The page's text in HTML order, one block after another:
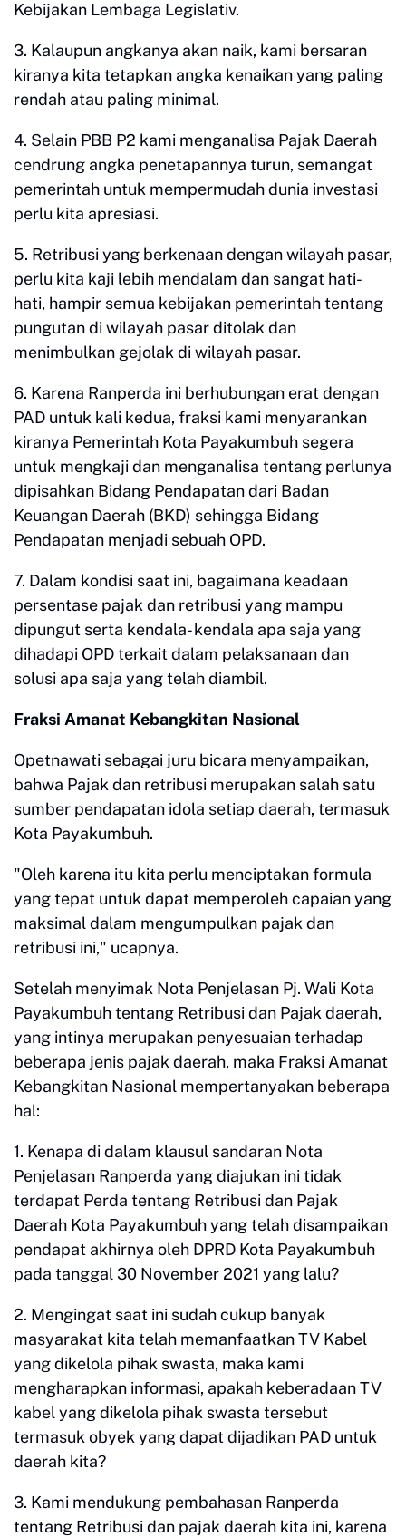
Kebijakan Lembaga Legislativ.
3. Kalaupun angkanya akan naik, kami bersaran
kiranya kita tetapkan angka kenaikan yang paling
rendah atau paling minimal.
4. Selain PBB P2 kami menganalisa Pajak Daerah
cendrung angka penetapannya turun, semangat
pemerintah untuk mempermudah dunia investasi
perlu kita apresiasi.
5. Retribusi yang berkenaan dengan wilayah pasar,
perlu kita kaji lebih mendalam dan sangat hati-
hati, hampir semua kebijakan pemerintah tentang
pungutan di wilayah pasar ditolak dan
menimbulkan gejolak di wilayah pasar.
6. Karena Ranperda ini berhubungan erat dengan
PAD untuk kali kedua, fraksi kami menyarankan
kiranya Pemerintah Kota Payakumbuh segera
untuk mengkaji dan menganalisa tentang perlunya
dipisahkan Bidang Pendapatan dari Badan
Keuangan Daerah (BKD) sehingga Bidang
Pendapatan menjadi sebuah OPD.
7. Dalam kondisi saat ini, bagaimana keadaan
persentase pajak dan retribusi yang mampu
dipungut serta kendala- kendala apa saja yang
dihadapi OPD terkait dalam pelaksanaan dan
solusi apa saja yang telah diambil.
Fraksi Amanat Kebangkitan Nasional
Opetnawati sebagai juru bicara menyampaikan,
bahwa Pajak dan retribusi merupakan salah satu
sumber pendapatan idola setiap daerah, termasuk
Kota Payakumbuh.
"Oleh karena itu kita perlu menciptakan formula
yang tepat untuk dapat memperoleh capaian yang
maksimal dalam mengumpulkan pajak dan
retribusi ini," ucapnya.
Setelah menyimak Nota Penjelasan Pj. Wali Kota
Payakumbuh tentang Retribusi dan Pajak daerah,
yang intinya merupakan penyesuaian terhadap
beberapa jenis pajak daerah, maka Fraksi Amanat
Kebangkitan Nasional mempertanyakan beberapa
hal:
1. Kenapa di dalam klausul sandaran Nota
Penjelasan Ranperda yang diajukan ini tidak
terdapat Perda tentang Retribusi dan Pajak
Daerah Kota Payakumbuh yang telah disampaikan
pendapat akhirnya oleh DPRD Kota Payakumbuh
pada tanggal 30 November 2021 yang lalu?
2. Mengingat saat ini sudah cukup banyak
masyarakat kita telah memanfaatkan TV Kabel
yang dikelola pihak swasta, maka kami
mengharapkan informasi, apakah keberadaan TV
kabel yang dikelola pihak swasta tersebut
termasuk obyek yang dapat dijadikan PAD untuk
daerah kita?
3. Kami mendukung pembahasan Ranperda
tentang Retribusi dan pajak daerah kita ini, karena